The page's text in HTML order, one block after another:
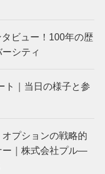
タビュー！100年の歴
シティ
ト｜当日の様子と参
オプションの戦略的
ー｜株式会社プル―